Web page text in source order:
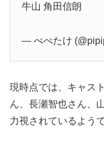
牛山 角田信朗
— ぺぺたけ
現時点では、キャス
ん、長瀬智也さん、
力視されているようで